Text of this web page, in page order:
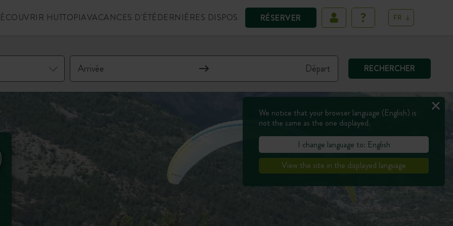
RÉSERVER
HUTTOPIAVACANCES D'ÉTÉDERNIÈRES DISPOS FR
RECHERCHER
We notice that your browser language (English) is
not the same as the one displayed.
I change language to: English
View the site in the displayed language